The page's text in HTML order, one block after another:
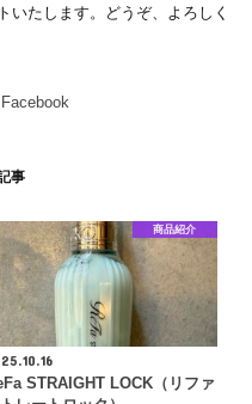
いたします。どうぞ、よろしく
Facebook
事
商品紹介
STRAIGHT LOCK（リファ